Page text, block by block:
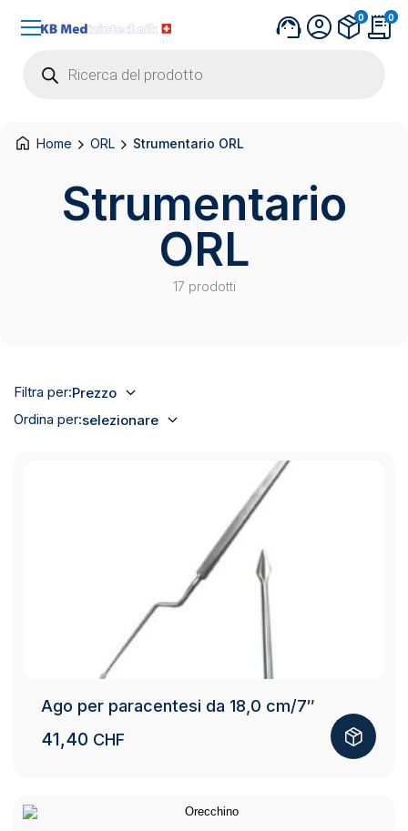
search
0 0
Home ORL Strumentario ORL
Strumentario
ORL
17 prodotti
Filtra per:Prezzo
Ordina per:selezionare
Ago per paracentesi da 18,0 cm/7″
41,40 CHF